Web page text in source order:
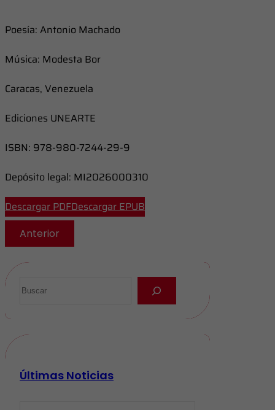
Poesía: Antonio Machado
Música: Modesta Bor
Caracas, Venezuela
Ediciones UNEARTE
ISBN: 978-980-7244-29-9
Depósito legal: MI2026000310
Descargar PDFDescargar EPUB
Anterior
Últimas Noticias